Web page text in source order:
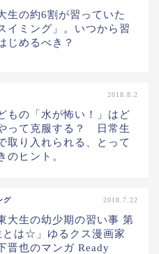
生の約6割が習っていた
イミング」。いつから習
じめるべき？
2018.8.2
もの「水が怖い！」はど
って克服する？ 日常生
取り入れられる、とって
のヒント。
グ 2018.7.22
大生の幼少期の習い事 第
とは☆」ゆるクス漫画家
晋也のマンガ Ready